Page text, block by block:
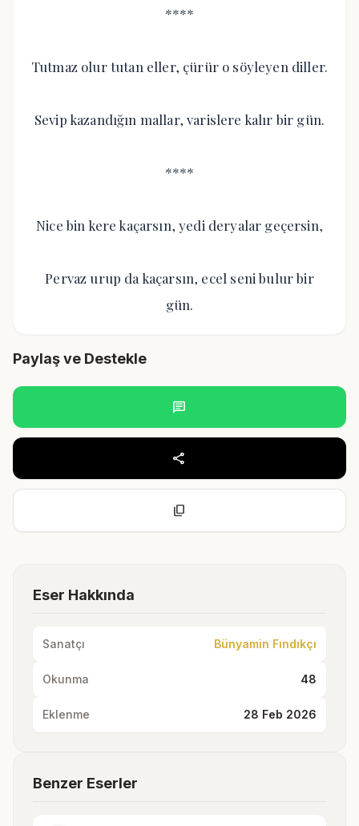
****
Tutmaz olur tutan eller, çürür o söyleyen diller.
Sevip kazandığın mallar, varislere kalır bir gün.
****
Nice bin kere kaçarsın, yedi deryalar geçersin,
Pervaz urup da kaçarsın, ecel seni bulur bir
gün.
Paylaş ve Destekle
chat
share
content_copy
Eser Hakkında
Sanatçı Bünyamin Fındıkçı
Okunma 48
Eklenme 28 Feb 2026
Benzer Eserler